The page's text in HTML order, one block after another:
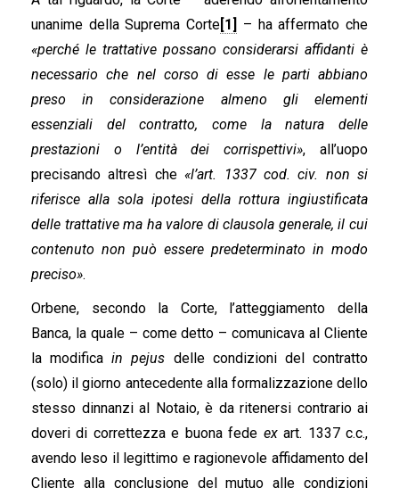
unanime della Suprema Corte[1] – ha affermato che
«perché le trattative possano considerarsi affidanti è
necessario che nel corso di esse le parti abbiano
preso in considerazione almeno gli elementi
essenziali del contratto, come la natura delle
prestazioni o l’entità dei corrispettivi», all’uopo
precisando altresì che«l’art. 1337 cod. civ. non si
riferisce alla sola ipotesi della rottura ingiustificata
delle trattative ma ha valore di clausola generale, il cui
contenuto non può essere predeterminato in modo
preciso».
Orbene, secondo la Corte, l’atteggiamento della
Banca, la quale – come detto – comunicava al Cliente
la modificain pejus delle condizioni del contratto
(solo) il giorno antecedente alla formalizzazione dello
stesso dinnanzi al Notaio, è da ritenersi contrario ai
doveri di correttezza e buona fede exart. 1337 c.c.,
avendo leso il legittimo e ragionevole affidamento del
Cliente alla conclusione del mutuo alle condizioni